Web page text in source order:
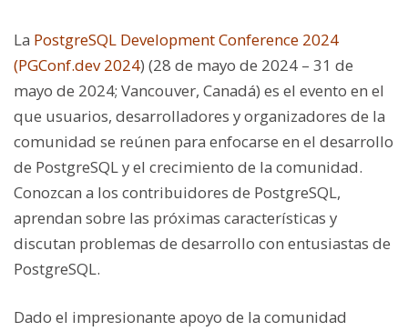
La PostgreSQL Development Conference 2024
(PGConf.dev 2024) (28 de mayo de 2024 – 31 de
mayo de 2024; Vancouver, Canadá) es el evento en el
que usuarios, desarrolladores y organizadores de la
comunidad se reúnen para enfocarse en el desarrollo
de PostgreSQL y el crecimiento de la comunidad.
Conozcan a los contribuidores de PostgreSQL,
aprendan sobre las próximas características y
discutan problemas de desarrollo con entusiastas de
PostgreSQL.
Dado el impresionante apoyo de la comunidad